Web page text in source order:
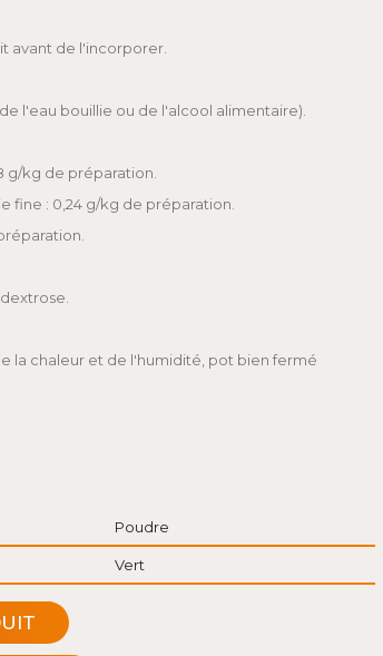
avant de l'incorporer.
l'eau bouillie ou de l'alcool alimentaire).
g/kg de préparation.
fine : 0,24 g/kg de préparation.
la chaleur et de l'humidité, pot bien fermé
Poudre
Vert